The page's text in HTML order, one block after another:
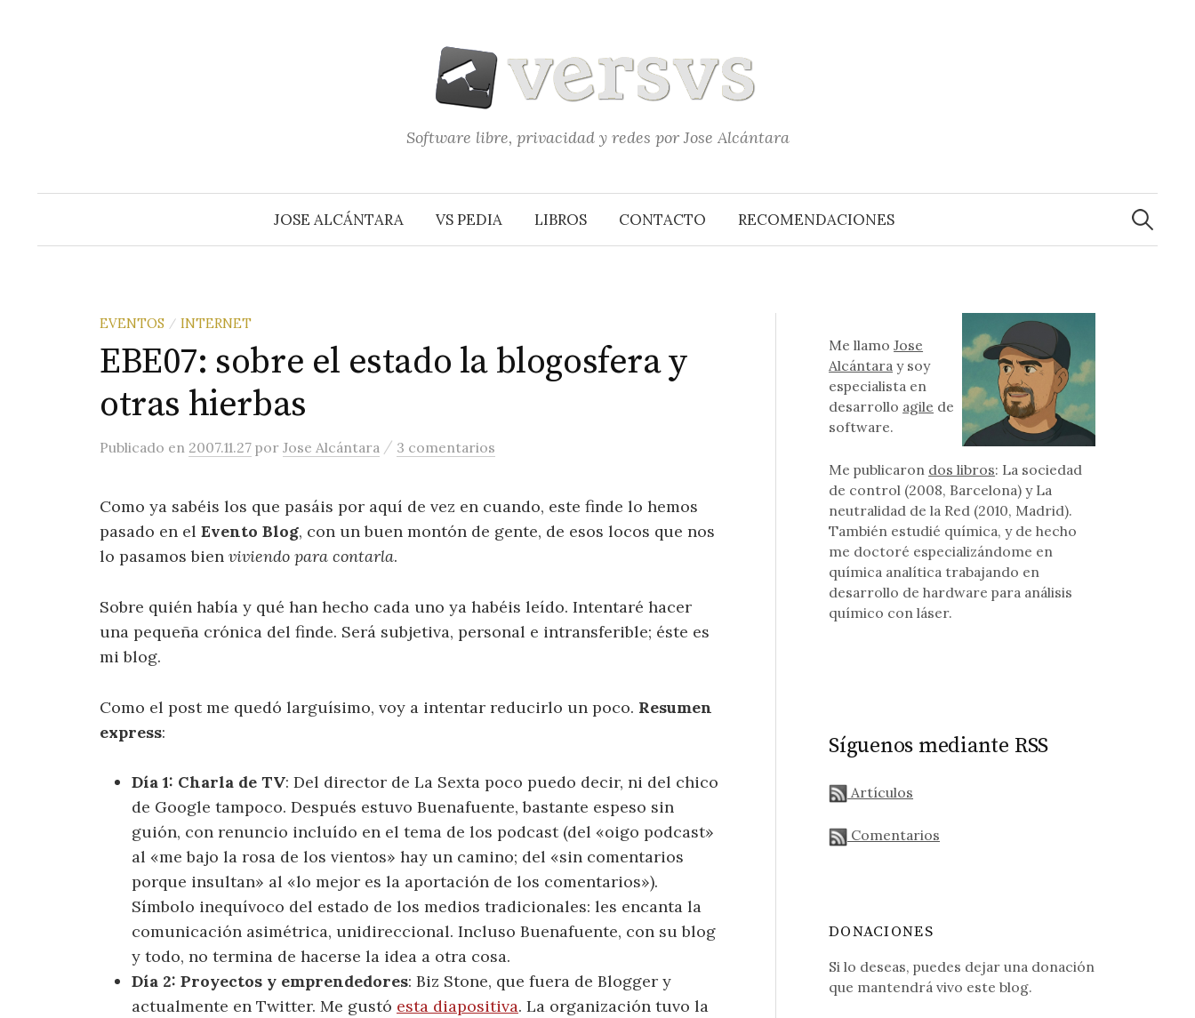
Software libre, privacidad y redes por Jose Alcántara
JOSE ALCÁNTARA VS PEDIA LIBROS CONTACTO RECOMENDACIONES
Buscar:
EVENTOS / INTERNET
EBE07: sobre el estado la blogosfera y
otras hierbas
Publicado en 2007.11.27 por Jose Alcántara / 3 comentarios
Como ya sabéis los que pasáis por aquí de vez en cuando, este finde lo hemos
pasado en el Evento Blog, con un buen montón de gente, de esos locos que nos
lo pasamos bien viviendo para contarla.
Sobre quién había y qué han hecho cada uno ya habéis leído. Intentaré hacer
una pequeña crónica del finde. Será subjetiva, personal e intransferible; éste es
mi blog.
Como el post me quedó larguísimo, voy a intentar reducirlo un poco. Resumen
express:
Día 1: Charla de TV: Del director de La Sexta poco puedo decir, ni del chico
de Google tampoco. Después estuvo Buenafuente, bastante espeso sin
guión, con renuncio incluído en el tema de los podcast (del «oigo podcast»
al «me bajo la rosa de los vientos» hay un camino; del «sin comentarios
porque insultan» al «lo mejor es la aportación de los comentarios»).
Símbolo inequívoco del estado de los medios tradicionales: les encanta la
comunicación asimétrica, unidireccional. Incluso Buenafuente, con su blog
y todo, no termina de hacerse la idea a otra cosa.
Día 2: Proyectos y emprendedores: Biz Stone, que fuera de Blogger y
actualmente en Twitter. Me gustó esta diapositiva. La organización tuvo la
Me llamoJose
Alcántara y soy
especialista en
desarrollo agile de
software.
Me publicaron dos libros: La sociedad
de control (2008, Barcelona) y La
neutralidad de la Red (2010, Madrid).
También estudié química, y de hecho
me doctoré especializándome en
química analítica trabajando en
desarrollo de hardware para análisis
químico con láser.
Síguenos mediante RSS
Artículos
Comentarios
DONACIONES
Si lo deseas, puedes dejar una donación
que mantendrá vivo este blog.